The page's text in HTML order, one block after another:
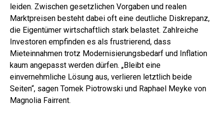
leiden. Zwischen gesetzlichen Vorgaben und realen
Marktpreisen besteht dabei oft eine deutliche Diskrepanz,
die Eigentümer wirtschaftlich stark belastet. Zahlreiche
Investoren empfinden es als frustrierend, dass
Mieteinnahmen trotz Modernisierungsbedarf und Inflation
kaum angepasst werden dürfen. „Bleibt eine
einvernehmliche Lösung aus, verlieren letztlich beide
Seiten“, sagen Tomek Piotrowski und Raphael Meyke von
Magnolia Fairrent.